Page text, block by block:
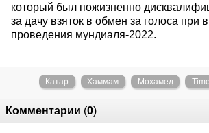
который был пожизненно
за дачу взяток в обмен за голоса при
проведения мундиаля-2022.
Катар Хаммам Мохамед
Комментарии (0)